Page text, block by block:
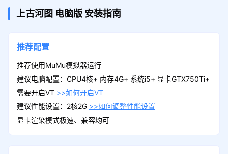
上古河图 电脑版 安装指南
推荐配置
推荐使用MuMu模拟器运行
建议电脑配置：CPU4核+ 内存4G+ 系统i5+ 显卡GTX750Ti+
需要开启VT >>如何开启VT
建议性能设置：2核2G >>如何调整性能设置
显卡渲染模式极速、兼容均可